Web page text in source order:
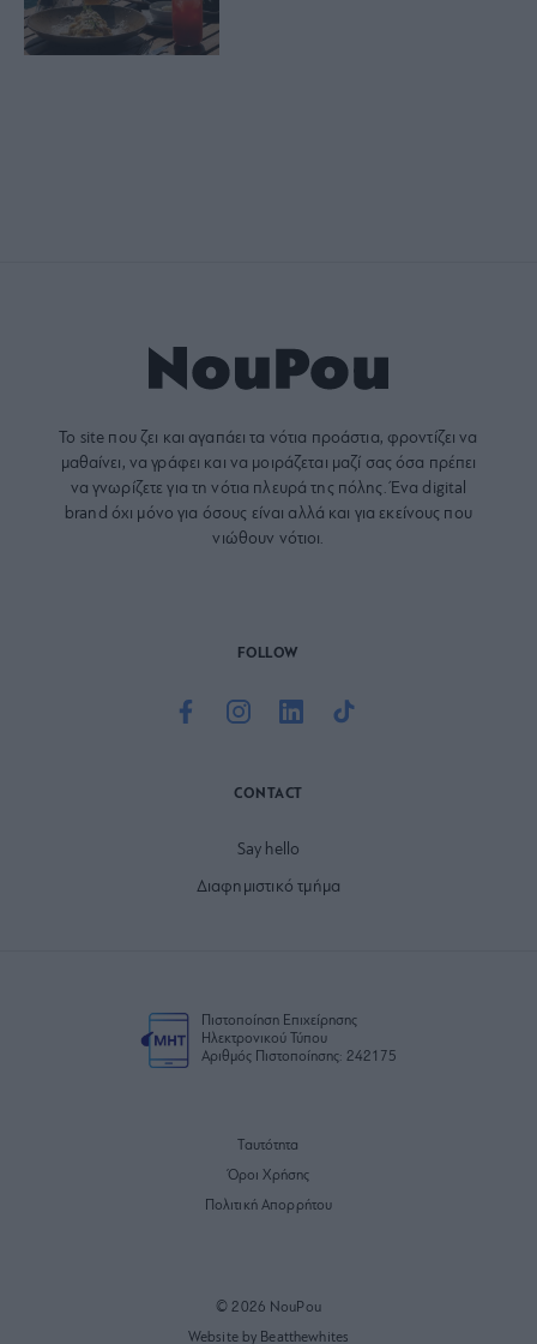
Το site που ζει και αγαπάει τα νότια προάστια, φροντίζει να
μαθαίνει, να γράφει και να μοιράζεται μαζί σας όσα πρέπει
να γνωρίζετε για τη νότια πλευρά της πόλης. Ένα digital
brand όχι μόνο για όσους είναι αλλά και για εκείνους που
νιώθουν νότιοι.
FOLLOW
CONTACT
Say hello
Διαφημιστικό τμήμα
Πιστοποίηση Επιχείρησης
Ηλεκτρονικού Τύπου
Αριθμός Πιστοποίησης: 242175
Ταυτότητα
Όροι Χρήσης
Πολιτική Απορρήτου
© 2026 NouPou
Website by Beatthewhites